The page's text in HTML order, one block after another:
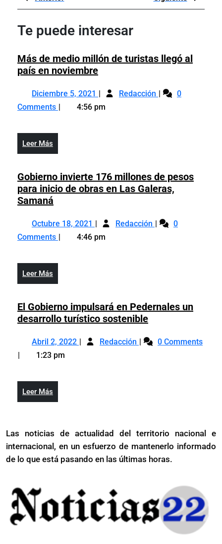
de
entradas
Post
Post
Te puede interesar
Más de medio millón de turistas llegó al
país en noviembreMás
medio
millón
en
noviembre
Diciembre 5, 2021 DiciembreRedacción Más
al
país
0
Comments
4:56 pm
Leer Más
Más
Gobierno invierte 176 millones de pesos
para inicio de obras en Las Galeras,
Samaná
176
millones
inicio
obras
en
Galeras,
Samaná
Octubre 18, 2021 Octubre
2021
Redacción Gobierno
inicio
en
0
Comments
4:46 pm
Leer Más
Más
El Gobierno impulsará en Pedernales un
desarrollo turístico sostenibleEl
impulsará
Abril 2, 2022 Abril
Redacción El
sostenible
0 Comments
1:23 pm
Leer Más
Más
Las noticias de actualidad del territorio nacional e
internacional, en un esfuerzo de mantenerlo informado
de lo que está pasando en las últimas horas.